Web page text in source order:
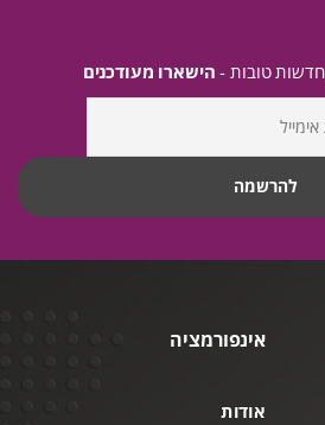
טובות - הישארו מעודכנים
אינפורמציה
אודות